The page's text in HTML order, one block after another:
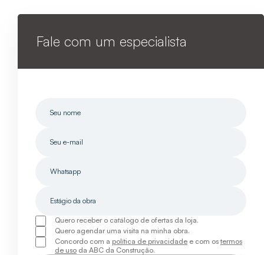
Fale com um especialista
Quero receber o catálogo de ofertas da loja.
Quero agendar uma visita na minha obra.
Concordo com a política de privacidade e com ostermos
de uso da ABC da Construção.